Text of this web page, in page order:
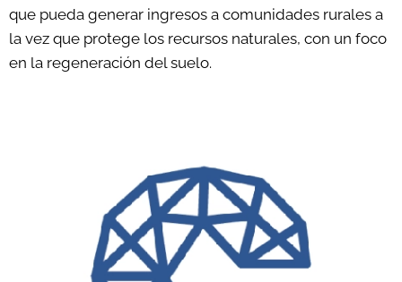
que pueda generar ingresos a comunidades rurales a
la vez que protege los recursos naturales, con un foco
en la regeneración del suelo.